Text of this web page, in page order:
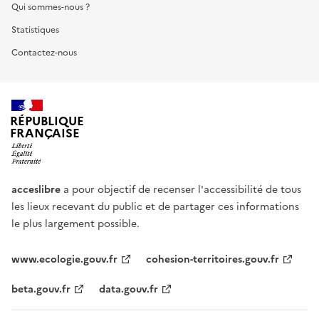
Qui sommes-nous ?
Statistiques
Contactez-nous
RÉPUBLIQUE
FRANÇAISE
acceslibre a pour objectif de recenser l'accessibilité de tous
les lieux recevant du public et de partager ces informations
le plus largement possible.
www.ecologie.gouv.fr
cohesion-territoires.gouv.fr
beta.gouv.fr
data.gouv.fr